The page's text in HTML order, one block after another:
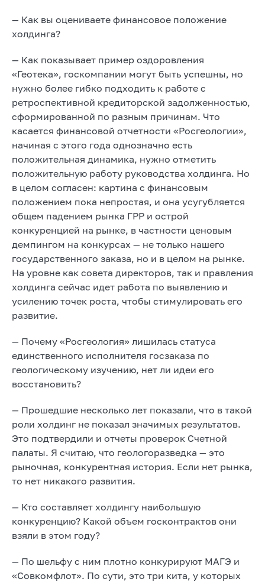
— Как вы оцениваете финансовое положение
холдинга?
— Как показывает пример оздоровления
«Геотека», госкомпании могут быть успешны, но
нужно более гибко подходить к работе с
ретроспективной кредиторской задолженностью,
сформированной по разным причинам. Что
касается финансовой отчетности «Росгеологии»,
начиная с этого года однозначно есть
положительная динамика, нужно отметить
положительную работу руководства холдинга. Но
в целом согласен: картина с финансовым
положением пока непростая, и она усугубляется
общем падением рынка ГРР и острой
конкуренцией на рынке, в частности ценовым
демпингом на конкурсах — не только нашего
государственного заказа, но и в целом на рынке.
На уровне как совета директоров, так и правления
холдинга сейчас идет работа по выявлению и
усилению точек роста, чтобы стимулировать его
развитие.
— Почему «Росгеология» лишилась статуса
единственного исполнителя госзаказа по
геологическому изучению, нет ли идеи его
восстановить?
— Прошедшие несколько лет показали, что в такой
роли холдинг не показал значимых результатов.
Это подтвердили и отчеты проверок Счетной
палаты. Я считаю, что геологоразведка — это
рыночная, конкурентная история. Если нет рынка,
то нет никакого развития.
— Кто составляет холдингу наибольшую
конкуренцию? Какой объем госконтрактов они
взяли в этом году?
— По шельфу с ним плотно конкурируют МАГЭ и
«Совкомфлот». По сути, это три кита, у которых